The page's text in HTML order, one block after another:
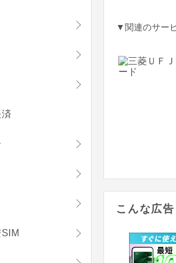
▼関連のサー
こんな広